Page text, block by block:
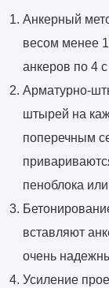
Анкерный
весом менее
анкеров по 4
Арматурно-
штырей на
поперечным
пеноблока
вставляют
очень
Усиление